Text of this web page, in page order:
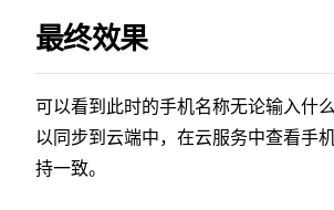
最终效果
可以看到此时的手机名称无论输入什
以同步到云端中，在云服务中查看手
持一致。